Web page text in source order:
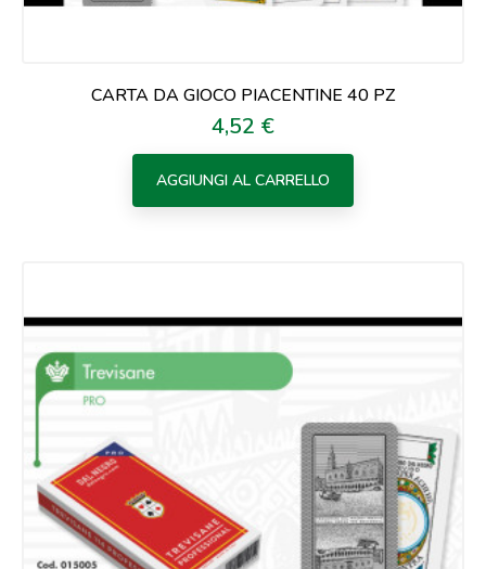
CARTA DA GIOCO PIACENTINE 40 PZ
Prezzo
4,52 €
AGGIUNGI AL CARRELLO